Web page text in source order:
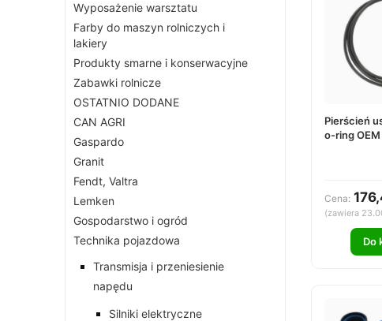
Wyposażenie warsztatu
Farby do maszyn rolniczych i
lakiery
Produkty smarne i konserwacyjne
Zabawki rolnicze
OSTATNIO DODANE
CAN AGRI
Gaspardo
Granit
Fendt, Valtra
Lemken
Gospodarstwo i ogród
Technika pojazdowa
Transmisja i przeniesienie
napędu
Silniki elektryczne
Pierścień
o-ring OEM
Cena:
(zawiera
Do